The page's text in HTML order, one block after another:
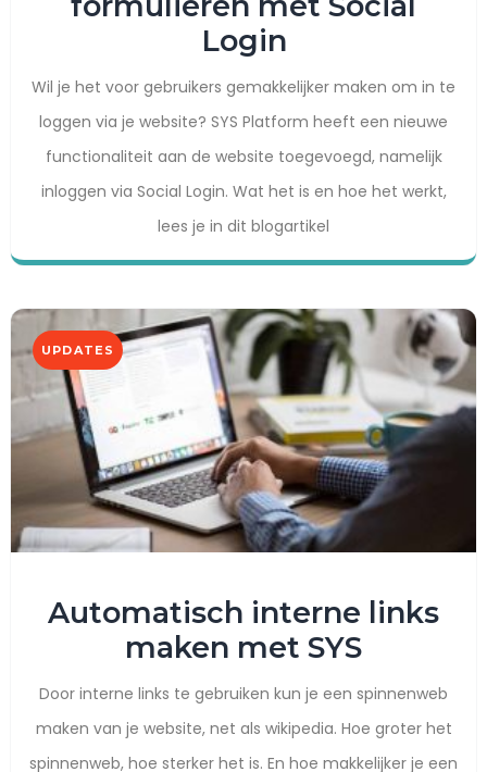
Login
Wil je het voor gebruikers gemakkelijker maken om in te
loggen via je website? SYS Platform heeft een nieuwe
functionaliteit aan de website toegevoegd, namelijk
inloggen via Social Login. Wat het is en hoe het werkt,
lees je in dit blogartikel
UPDATES
Automatisch interne links
maken met SYS
Door interne links te gebruiken kun je een spinnenweb
maken van je website, net als wikipedia. Hoe groter het
spinnenweb, hoe sterker het is. En hoe makkelijker je een